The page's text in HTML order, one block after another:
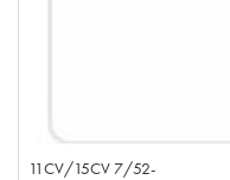
11CV/15CV 7/52-